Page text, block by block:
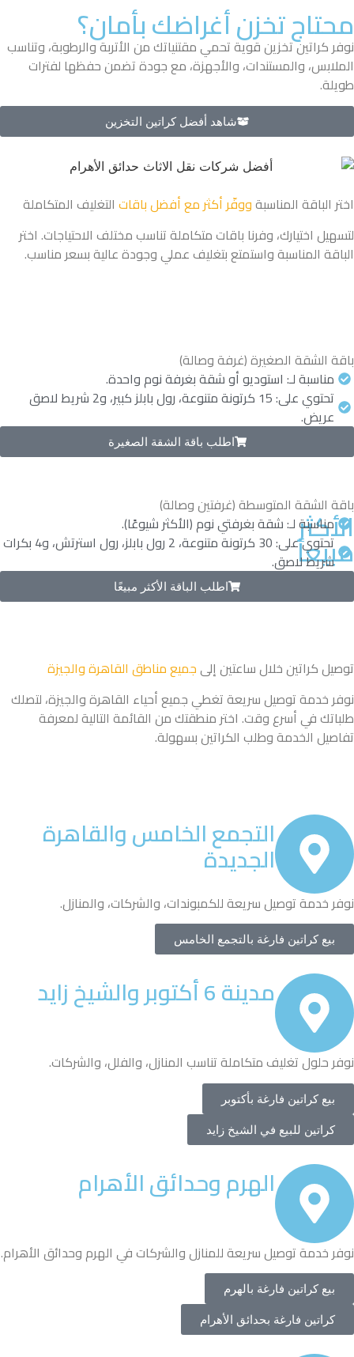
محتاج تخزن أغراضك بأمان؟
نوفر كراتين تخزين قوية تحمي مقتنياتك من الأتربة والرطوبة، وتناسب
الملابس، والمستندات، والأجهزة، مع جودة تضمن حفظها لفترات
طويلة.
شاهد أفضل كراتين التخزين
اختر الباقة المناسبةووفّر أكثر مع أفضل باقات التغليف المتكاملة
لتسهيل اختيارك، وفرنا باقات متكاملة تناسب مختلف الاحتياجات. اختر
الباقة المناسبة واستمتع بتغليف عملي وجودة عالية بسعر مناسب.
باقة الشقة الصغيرة (غرفة وصالة)
مناسبة لـ: استوديو أو شقة بغرفة نوم واحدة.
تحتوي على: 15 كرتونة متنوعة، رول بابلز كبير، و2 شريط لاصق
عريض.
اطلب باقة الشقة الصغيرة
باقة الشقة المتوسطة (غرفتين وصالة)
الأكثر
مبيعاً
مناسبة لـ: شقة بغرفتي نوم (الأكثر شيوعًا).
تحتوي على: 30 كرتونة متنوعة، 2 رول بابلز، رول استرتش، و4 بكرات
شريط لاصق.
اطلب الباقة الأكثر مبيعًا
توصيل كراتين خلال ساعتين إلىجميع مناطق القاهرة والجيزة
نوفر خدمة توصيل سريعة تغطي جميع أحياء القاهرة والجيزة، لتصلك
طلباتك في أسرع وقت. اختر منطقتك من القائمة التالية لمعرفة
تفاصيل الخدمة وطلب الكراتين بسهولة.
التجمع الخامس والقاهرة
الجديدة
نوفر خدمة توصيل سريعة للكمبوندات، والشركات، والمنازل.
بيع كراتين فارغة بالتجمع الخامس
مدينة 6 أكتوبر والشيخ زايد
نوفر حلول تغليف متكاملة تناسب المنازل، والفلل، والشركات.
بيع كراتين فارغة بأكتوبر
كراتين للبيع في الشيخ زايد
الهرم وحدائق الأهرام
نوفر خدمة توصيل سريعة للمنازل والشركات في الهرم وحدائق الأهرام.
بيع كراتين فارغة بالهرم
كراتين فارغة بحدائق الأهرام